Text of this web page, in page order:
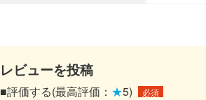
レビューを投稿
■評価する(最高評価： ★5) 必須